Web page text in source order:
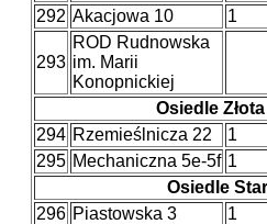
292 Akacjowa 10 1
293
ROD Rudnowska
im. Marii
Konopnickiej
Osiedle
294 Rzemieślnicza 22 1
295 Mechaniczna 5e-5f 1
Osiedle
296 Piastowska 3 1